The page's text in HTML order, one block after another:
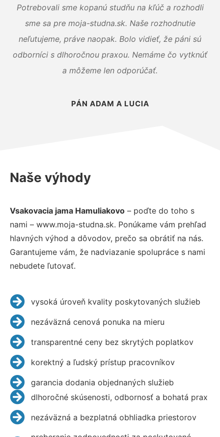
Potrebovali sme kopanú studňu na kľúč a rozhodli
sme sa pre moja-studna.sk. Naše rozhodnutie
neľutujeme, práve naopak. Bolo vidieť, že páni sú
odborníci s dlhoročnou praxou. Nemáme čo vytknúť
a môžeme len odporúčať.
PÁN ADAM A LUCIA
Naše výhody
Vsakovacia jama Hamuliakovo – poďte do toho s
nami – www.moja-studna.sk. Ponúkame vám prehľad
hlavných výhod a dôvodov, prečo sa obrátiť na nás.
Garantujeme vám, že nadviazanie spolupráce s nami
nebudete ľutovať.
vysoká úroveň kvality poskytovaných služieb
nezáväzná cenová ponuka na mieru
transparentné ceny bez skrytých poplatkov
korektný a ľudský prístup pracovníkov
garancia dodania objednaných služieb
dlhoročné skúsenosti, odbornosť a bohatá prax
nezáväzná a bezplatná obhliadka priestorov